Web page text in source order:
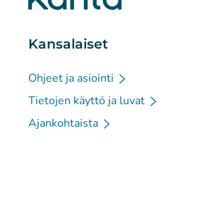
Kansalaiset
Ohjeet ja asiointi
Tietojen käyttö ja luvat
Ajankohtaista